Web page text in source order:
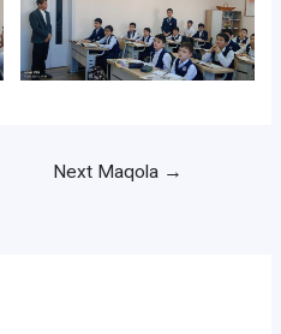
Next Maqola →